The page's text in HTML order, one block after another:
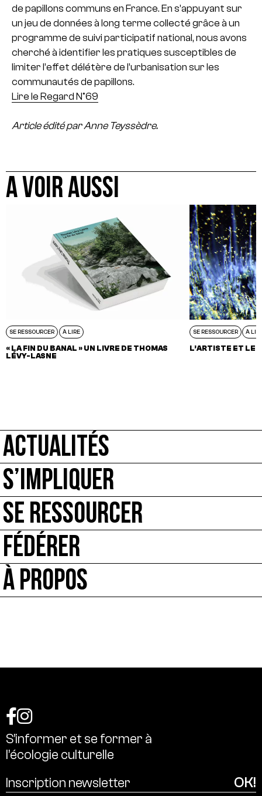
de papillons communs en France. En s’appuyant sur
un jeu de données à long terme collecté grâce à un
programme de suivi participatif national, nous avons
cherché à identifier les pratiques susceptibles de
limiter l’effet délétère de l’urbanisation sur les
communautés de papillons.
Lire le Regard N°69
Article édité par Anne Teyssèdre.
A VOIR AUSSI
SE RESSOURCER À LIRE
« LA FIN DU BANAL » UN LIVRE DE THOMAS
LÉVY-LASNE
SE RESSOURCER À
L’ARTISTE ET LE
ACTUALITÉS
S’IMPLIQUER
SE RESSOURCER
FÉDÉRER
À PROPOS
S’informer et se former à
l’écologie culturelle